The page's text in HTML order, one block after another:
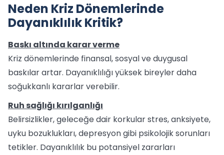
Neden Kriz Dönemlerinde
Dayanıklılık Kritik?
Baskı altında karar verme
Kriz dönemlerinde finansal, sosyal ve duygusal
baskılar artar. Dayanıklılığı yüksek bireyler daha
soğukkanlı kararlar verebilir.
Ruh sağlığı kırılganlığı
Belirsizlikler, geleceğe dair korkular stres, anksiyete,
uyku bozuklukları, depresyon gibi psikolojik sorunları
tetikler. Dayanıklılık bu potansiyel zararları